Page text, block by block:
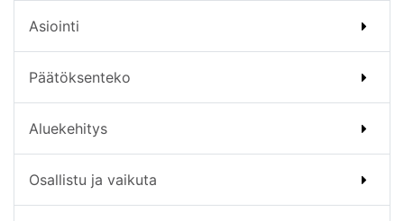
Asiointi
Päätöksenteko
Aluekehitys
Osallistu ja vaikuta